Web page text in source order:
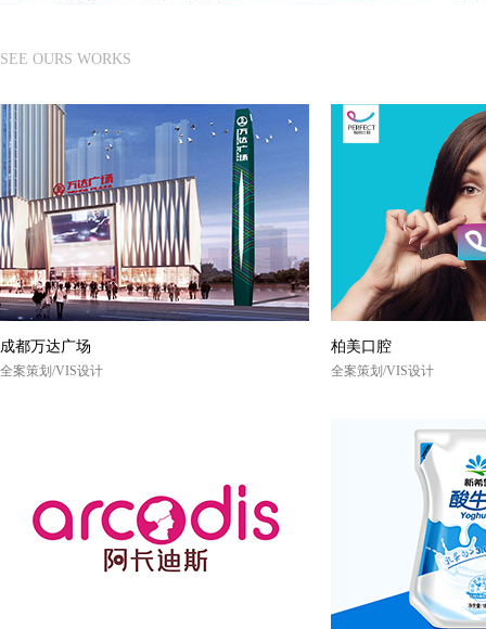
SEE OURS WORKS
成都万达广场
全案策划/VIS设计
柏美口腔
全案策划/VIS设计